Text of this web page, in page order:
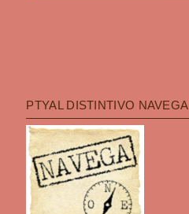
PTYAL DISTINTIVO NAVEGA